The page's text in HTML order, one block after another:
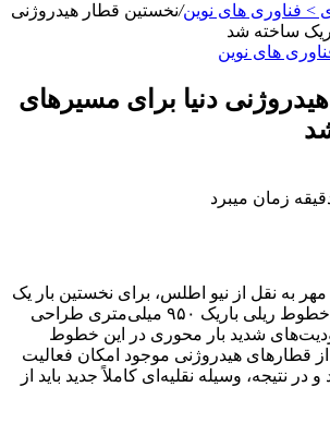
> فناوری های نوین/نخستین قطار هیدروژنی
ساخته شد
های نوین
دنیا برای مسیرهای
به نقل از نیو اطلس، برای نخستین بار یک
قطار هیدروژنی ویژه خطوط ریلی باریک ۹۵۰ میلی‌متری طراحی
شدید بار محوری در این خطوط
قطارهای هیدروژنی موجود امکان فعالیت
و در نتیجه، وسیله نقلیه‌ای کاملاً جدید باید از